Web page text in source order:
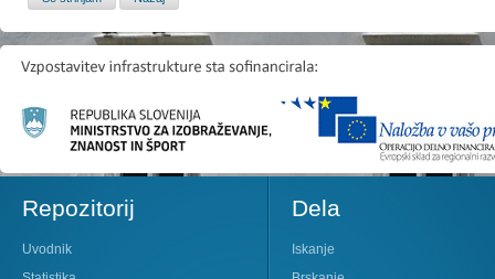
Repozitorij
Uvodnik
Dela
Iskanje